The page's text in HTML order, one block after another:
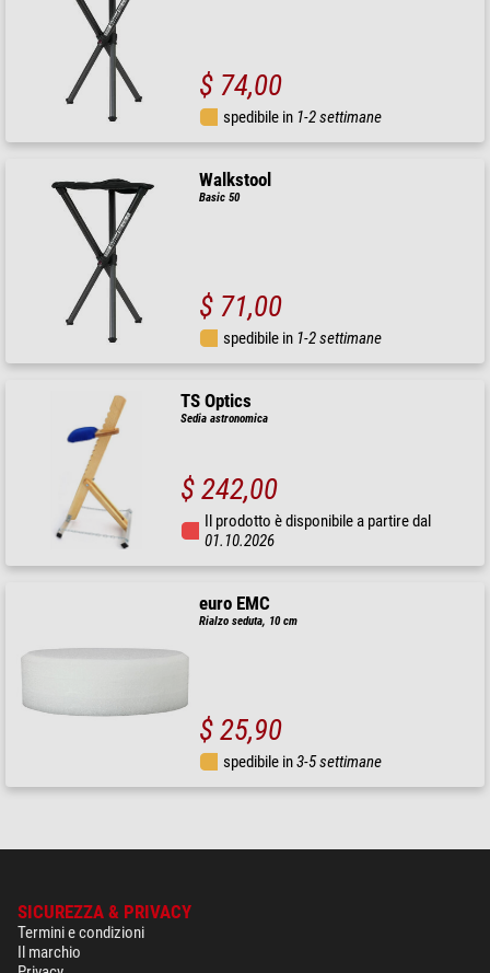
$ 74,00
spedibile in 1-2 settimane
Walkstool
Basic 50
$ 71,00
spedibile in 1-2 settimane
TS Optics
Sedia astronomica
$ 242,00
Il prodotto è disponibile a partire dal
01.10.2026
euro EMC
Rialzo seduta, 10 cm
$ 25,90
spedibile in3-5 settimane
SICUREZZA & PRIVACY
Termini e condizioni
Il marchio